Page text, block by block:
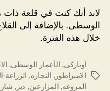
لابد أنك كنت في قلعة ذات
الوسطى. بالإضافة إلى
خلال هذه الفترة.
الوسوم
أوتاركي, الأعمار الوسطى,
الامبراطور , التجاره, الزراعة-
المروعه, المزارعين, دير ,